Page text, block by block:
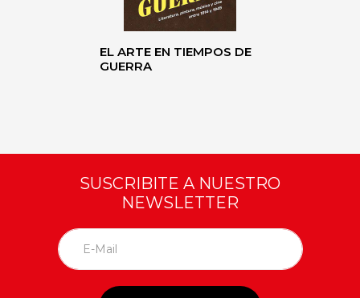
EL ARTE EN TIEMPOS DE
GUERRA
SUSCRIBITE A NUESTRO
NEWSLETTER